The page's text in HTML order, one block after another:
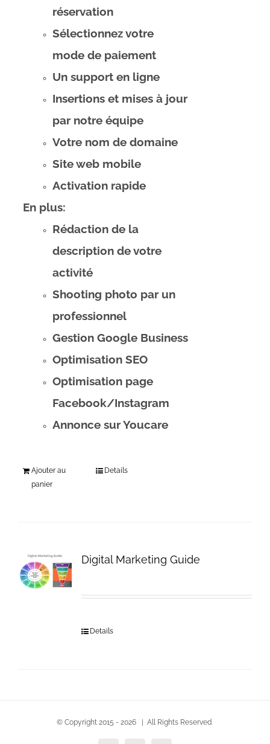
réservation
Sélectionnez votre
mode de paiement
Un support en ligne
Insertions et mises à jour
par notre équipe
Votre nom de domaine
Site web mobile
Activation rapide
En plus:
Rédaction de la
description de votre
activité
Shooting photo par un
professionnel
Gestion Google Business
Optimisation SEO
Optimisation page
Facebook/Instagram
Annonce sur Youcare
Ajouter au
panier
Details
Digital Marketing Guide
Details
© Copyright 2015 - 2026 | All Rights Reserved